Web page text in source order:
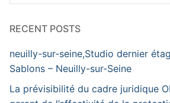
RECENT POSTS
neuilly-sur-seine,Studio dernier
Sablons – Neuilly-sur-Seine
La prévisibilité du cadre juridique